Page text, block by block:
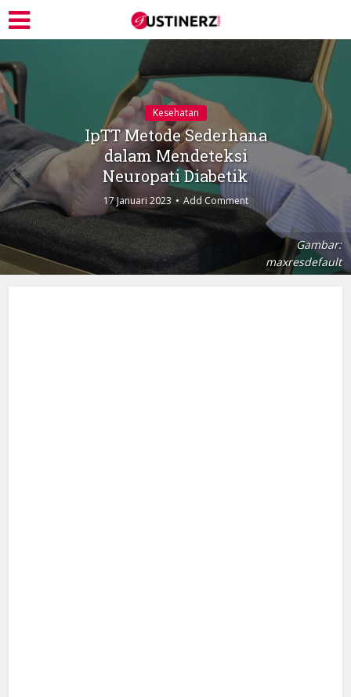
Kesehatan
IpTT Metode Sederhana
dalam Mendeteksi
Neuropati Diabetik
17 Januari 2023 Add Comment
Gambar:
maxresdefault